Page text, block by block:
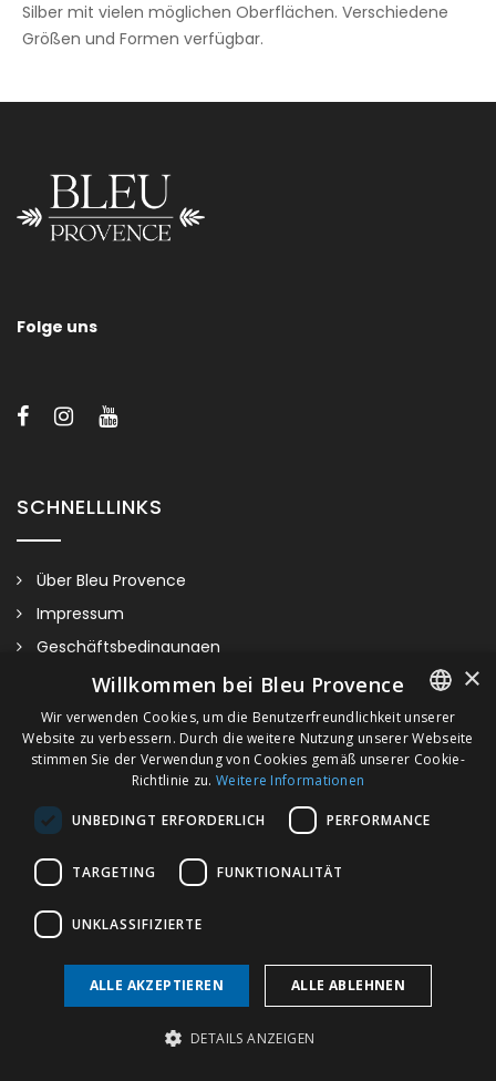
Halterungen und/oder Ausführungen unserer
Kupferwaschbecken.
Silber mit vielen möglichen Oberflächen. Verschiedene
Größen und Formen verfügbar.
Folge uns
SCHNELLLINKS
Über Bleu Provence
Impressum
Geschäftsbedingungen
Kontaktieren Sie uns
Besuchen Sie unseren Showroom
Plan du site
FRENCH
GERMAN
×
Willkommen bei Bleu Provence
Wir verwenden Cookies, um die Benutzerfreundlichkeit unserer
Website zu verbessern. Durch die weitere Nutzung unserer Webseite
stimmen Sie der Verwendung von Cookies gemäß unserer Cookie-
Richtlinie zu. Weitere Informationen
UNBEDINGT ERFORDERLICH PERFORMANCE
TARGETING FUNKTIONALITÄT
UNKLASSIFIZIERTE
ALLE AKZEPTIEREN ALLE ABLEHNEN
DETAILS ANZEIGEN